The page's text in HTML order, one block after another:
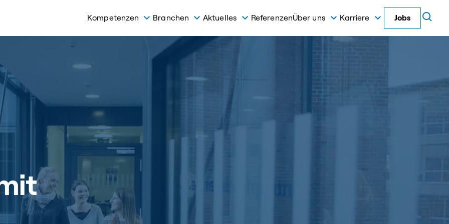
Kompetenzen Branchen Aktuelles ReferenzenÜber uns Karriere Jobs